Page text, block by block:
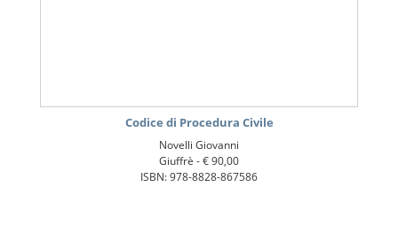
Codice di Procedura Civile
Novelli Giovanni
Giuffrè -€ 90,00
ISBN: 978-8828-867586